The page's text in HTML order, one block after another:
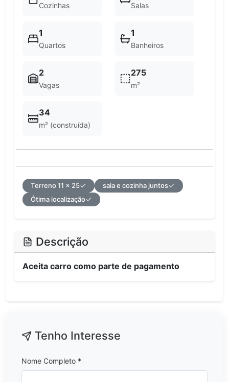
Cozinhas Salas
1
Quartos
1
Banheiros
2
Vagas
275
m²
34
m² (construída)
Terreno 11 x 25
sala e cozinha juntos
Ótima localização
Descrição
Aceita carro como parte de pagamento
Tenho Interesse
Nome Completo *